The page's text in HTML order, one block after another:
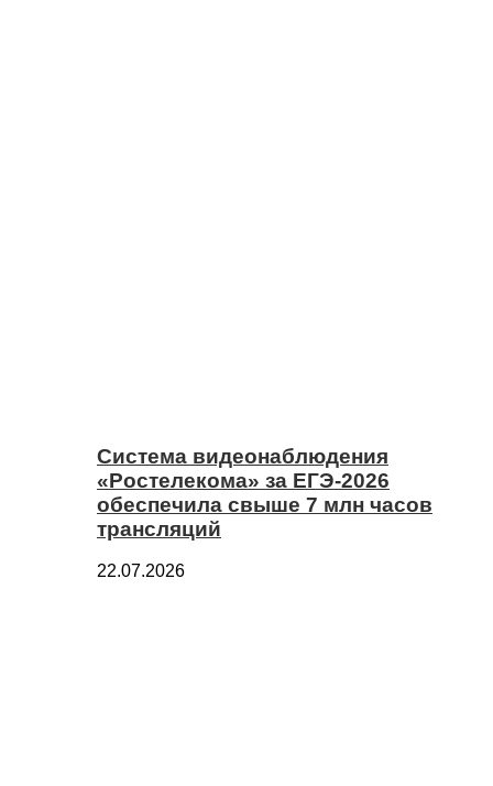
Система видеонаблюдения
«Ростелекома» за ЕГЭ-2026
обеспечила свыше 7 млн часов
трансляций
22.07.2026